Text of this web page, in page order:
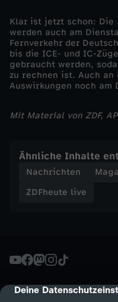
cmp-dialog-
Deine
l
a
h
Klar ist jetzt schon: Die
werden auch am
Fernverkehr der
bis die ICE- und IC-
gebraucht werden,
zu rechnen ist. Auch an
Auswirkungen noch am
Mit Material von ZDF,
Ähnliche Inhalte
Nachrichten
ZDFheute live